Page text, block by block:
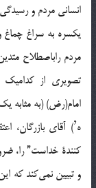
انسانی‌ مردم‌ و
یکسره‌ به‌ سراغ‌ چماغ‌
مردم‌ راباصطلاح‌
تصویری‌ از
امام(رض) (به‌ مثابه‌
ه’) آقای‌ بازرگان،
کنندة‌ خداست” را،
و تبیین‌ نمی‌کند که‌